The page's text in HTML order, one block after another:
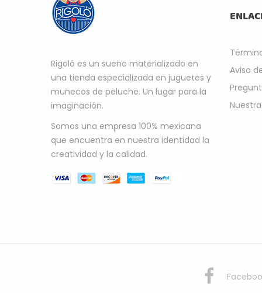
Rigoló es un sueño materializado en
una tienda especializada en juguetes y
muñecos de peluche. Un lugar para la
imaginación.
Somos una empresa 100% mexicana
que encuentra en nuestra identidad la
creatividad y la calidad.
Aviso